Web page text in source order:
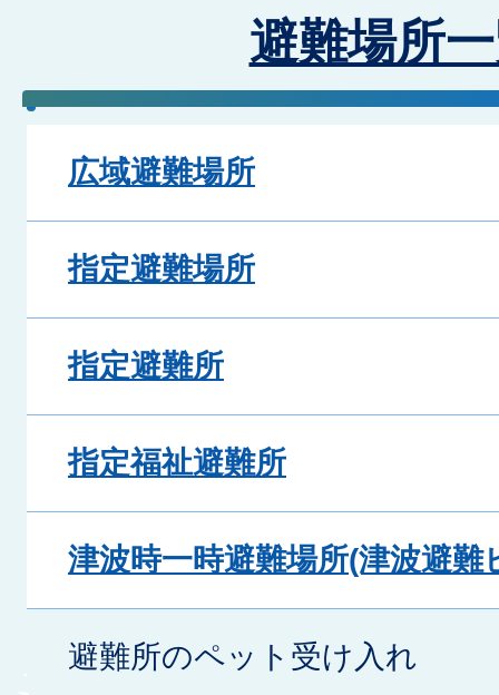
避難場所
広域避難場所
指定避難場所
指定避難所
指定福祉避難所
津波時一時避難場所(津波避難
避難所のペット受け入れ